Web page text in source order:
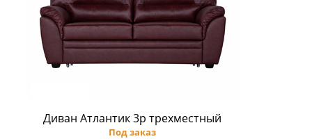
Диван Атлантик 3p трехместный
Под заказ